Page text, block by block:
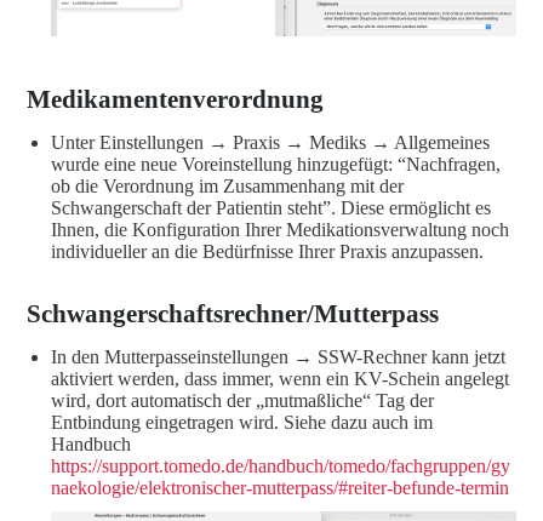
Medikamentenverordnung
Unter Einstellungen → Praxis → Mediks → Allgemeines
wurde eine neue Voreinstellung hinzugefügt: “Nachfragen,
ob die Verordnung im Zusammenhang mit der
Schwangerschaft der Patientin steht”. Diese ermöglicht es
Ihnen, die Konfiguration Ihrer Medikationsverwaltung noch
individueller an die Bedürfnisse Ihrer Praxis anzupassen.
Schwangerschaftsrechner/Mutterpass
In den Mutterpasseinstellungen → SSW-Rechner kann jetzt
aktiviert werden, dass immer, wenn ein KV-Schein angelegt
wird, dort automatisch der „mutmaßliche“ Tag der
Entbindung eingetragen wird. Siehe dazu auch im
Handbuch
https://support.tomedo.de/handbuch/tomedo/fachgruppen/gy
naekologie/elektronischer-mutterpass/#reiter-befunde-termin